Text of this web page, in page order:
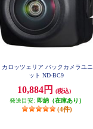
カロッツェリア バックカメラユニ
ット ND-BC9
10,884円
(税込)
発送目安: 即納（在庫あり）
(4件)